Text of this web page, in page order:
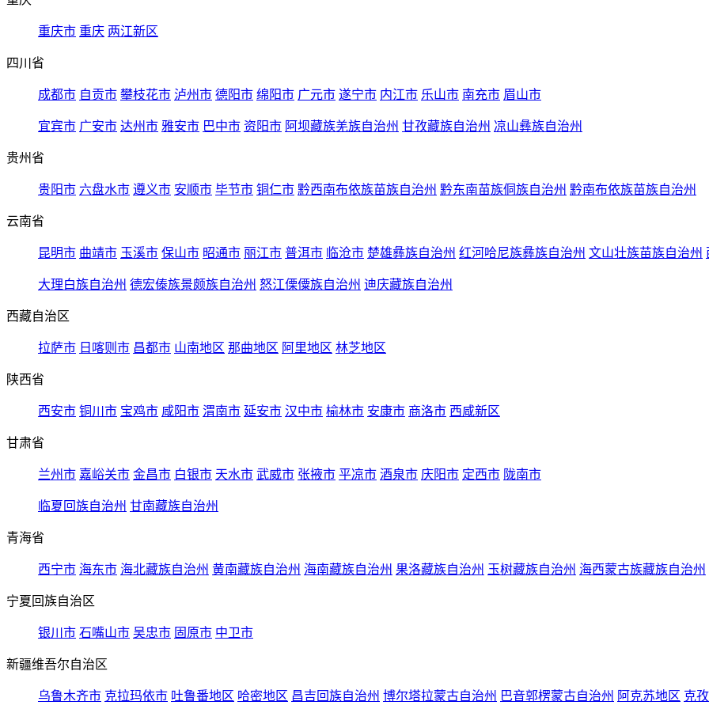
重庆市 重庆 两江新区
四川省
成都市 自贡市 攀枝花市 泸州市 德阳市 绵阳市 广元市 遂宁市 内江市 乐山市 南充市 眉山市
宜宾市 广安市 达州市 雅安市 巴中市 资阳市 阿坝藏族羌族自治州 甘孜藏族自治州 凉山彝族自治州
贵州省
贵阳市 六盘水市 遵义市 安顺市 毕节市 铜仁市 黔西南布依族苗族自治州 黔东南苗族侗族自治州 黔南布依族苗族自治州
云南省
昆明市 曲靖市 玉溪市 保山市 昭通市 丽江市 普洱市 临沧市 楚雄彝族自治州 红河哈尼族彝族自治州 文山壮族苗族自治州
大理白族自治州 德宏傣族景颇族自治州 怒江傈僳族自治州 迪庆藏族自治州
西藏自治区
拉萨市 日喀则市 昌都市 山南地区 那曲地区 阿里地区 林芝地区
陕西省
西安市 铜川市 宝鸡市 咸阳市 渭南市 延安市 汉中市 榆林市 安康市 商洛市 西咸新区
甘肃省
兰州市 嘉峪关市 金昌市 白银市 天水市 武威市 张掖市 平凉市 酒泉市 庆阳市 定西市 陇南市
临夏回族自治州 甘南藏族自治州
青海省
西宁市 海东市 海北藏族自治州 黄南藏族自治州 海南藏族自治州 果洛藏族自治州 玉树藏族自治州 海西蒙古族藏族自治州
宁夏回族自治区
银川市 石嘴山市 吴忠市 固原市 中卫市
新疆维吾尔自治区
乌鲁木齐市 克拉玛依市 吐鲁番地区 哈密地区 昌吉回族自治州 博尔塔拉蒙古自治州 巴音郭楞蒙古自治州 阿克苏地区 克